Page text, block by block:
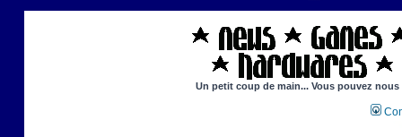
Un petit coup de main... Vous pouvez